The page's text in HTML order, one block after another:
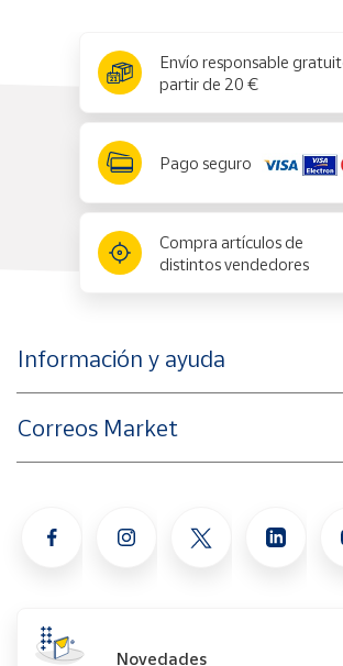
Envío responsable
partir de 20 €
Pago seguro
Compra artículos de
distintos vendedores
Información y ayuda
Correos Market
Novedades